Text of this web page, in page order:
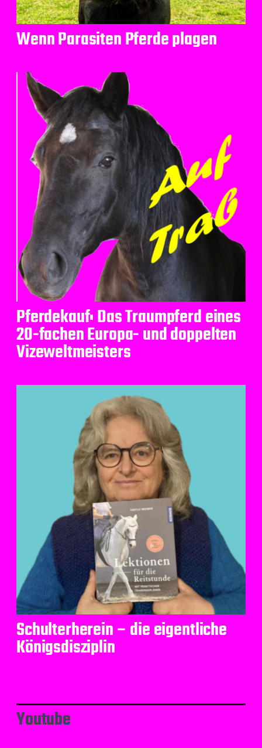
Wenn Parasiten Pferde plagen
Pferdekauf: Das Traumpferd eines
20-fachen Europa- und doppelten
Vizeweltmeisters
Schulterherein – die eigentliche
Königsdisziplin
Youtube